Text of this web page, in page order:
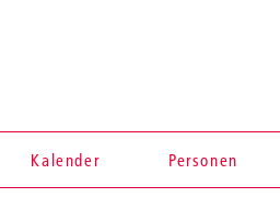
Kalender Personen